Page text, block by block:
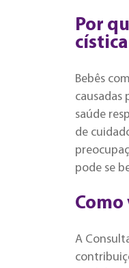
Por
Bebês
causadas
saúde
de
pode se
A